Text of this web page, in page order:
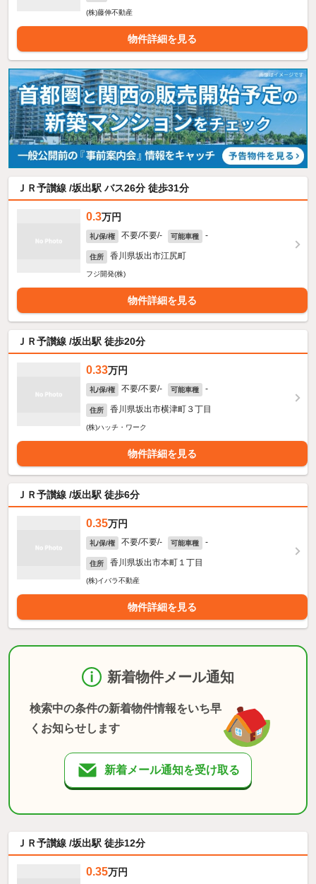
(株)藤伸不動産
物件詳細を見る
ＪＲ予讃線 /坂出駅 バス26分 徒歩31分
0.3万円
礼/保/権 不要/不要/- 可能車種 -
住所 香川県坂出市江尻町
フジ開発(株)
物件詳細を見る
ＪＲ予讃線 /坂出駅 徒歩20分
0.33万円
礼/保/権 不要/不要/- 可能車種 -
住所 香川県坂出市横津町３丁目
(株)ハッチ・ワーク
物件詳細を見る
ＪＲ予讃線 /坂出駅 徒歩6分
0.35万円
礼/保/権 不要/不要/- 可能車種 -
住所 香川県坂出市本町１丁目
(株)イバラ不動産
物件詳細を見る
新着物件メール通知
検索中の条件の新着物件情報をいち早
くお知らせします
新着メール通知を受け取る
ＪＲ予讃線 /坂出駅 徒歩12分
0.35万円